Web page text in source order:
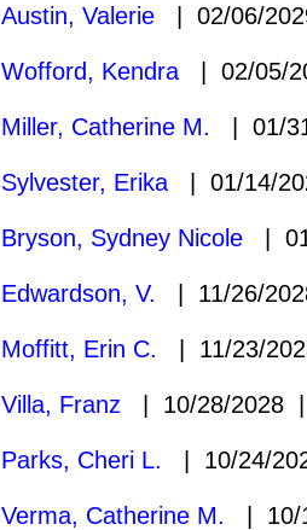
Austin, Valerie | 02/06/
Wofford, Kendra | 02/05/
Miller, Catherine M. | 01/
Sylvester, Erika | 01/14/
Bryson, Sydney Nicole |
Edwardson, V. | 11/26/
Moffitt, Erin C. | 11/23/
Villa, Franz | 10/28/2028
Parks, Cheri L. | 10/24/
Verma, Catherine M. | 10/